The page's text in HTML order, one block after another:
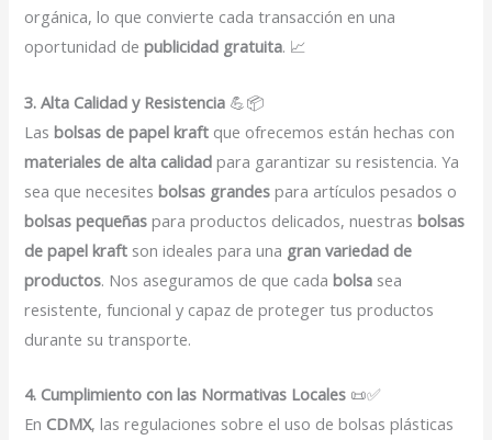
orgánica, lo que convierte cada transacción en una
oportunidad depublicidad gratuita. 📈
3. Alta Calidad y Resistencia 💪📦
Lasbolsas de papel kraft que ofrecemos están hechas con
materiales de alta calidad para garantizar su resistencia. Ya
sea que necesitesbolsas grandes para artículos pesados o
bolsas pequeñas para productos delicados, nuestrasbolsas
de papel kraft son ideales para una gran variedad de
productos. Nos aseguramos de que cadabolsa sea
resistente, funcional y capaz de proteger tus productos
durante su transporte.
4. Cumplimiento con las Normativas Locales 📜✅
En CDMX, las regulaciones sobre el uso de bolsas plásticas